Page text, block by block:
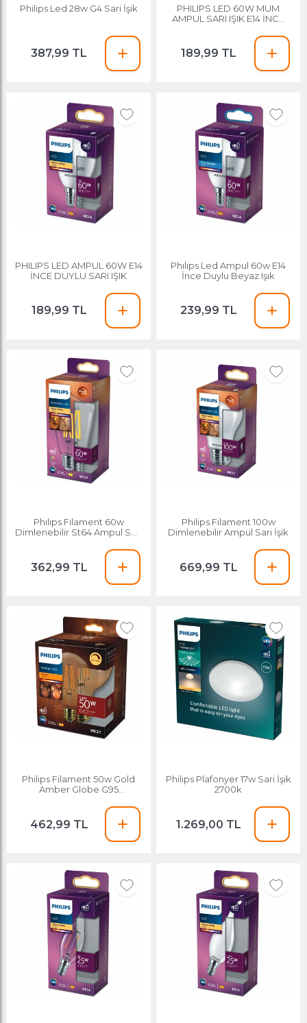
Philips Led 28w G4 Sari İşik
387,99 TL
PHILIPS LED 60W MUM
AMPUL SARI IŞIK E14 İNCE
189,99 TL
PHILIPS LED AMPUL 60W E14
İNCE DUYLU SARI IŞIK
189,99 TL
Phılıps Led Ampul 60w E14
İnce Duylu Beyaz Işık
239,99 TL
Phılıps Fılament 60w
Dimlenebilir St64 Ampul Sarı
362,99 TL
Philips Filament 100w
Dimlenebilir Ampul Sari İşik
669,99 TL
Philips Filament 50w Gold
Amber Globe G95
462,99 TL
Philips Plafonyer 17w Sari İşik
2700k
1.269,00 TL